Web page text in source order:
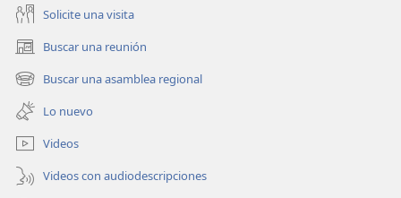
Solicite una visita
Buscar una reunión
(abre
una
nueva
ventana)
Buscar una asamblea regional
(abre
una
nueva
ventana)
Lo nuevo
Videos
Videos con audiodescripciones